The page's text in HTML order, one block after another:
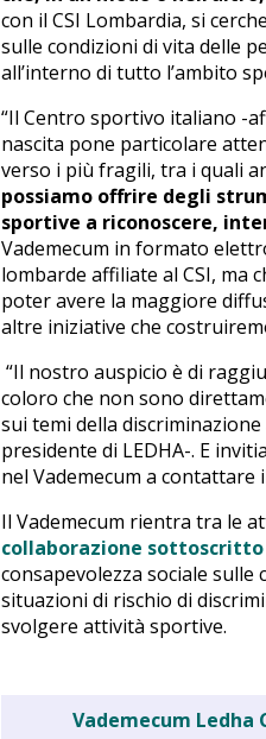
con il CSI Lombardia, si
sulle condizioni di vita delle
all’interno di tutto l’ambito
“Il Centro sportivo italiano -
nascita pone particolare
verso i più fragili, tra i quali
possiamo offrire degli
sportive a riconoscere,
Vademecum in formato
lombarde affiliate al CSI, ma
poter avere la maggiore
altre iniziative che
“Il nostro auspicio è di
coloro che non sono
sui temi della
presidente di LEDHA-. E
nel Vademecum a
Il Vademecum rientra tra le
collaborazione sottoscritto
consapevolezza sociale
situazioni di rischio di
svolgere attività sportive.
Vademecum Ledha